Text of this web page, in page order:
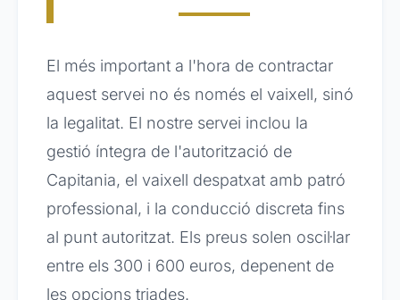
El més important a l'hora de contractar
aquest servei no és només el vaixell, sinó
la legalitat. El nostre servei inclou la
gestió íntegra de l'autorització de
Capitania, el vaixell despatxat amb patró
professional, i la conducció discreta fins
al punt autoritzat. Els preus solen oscil·lar
entre els 300 i 600 euros, depenent de
les opcions triades.